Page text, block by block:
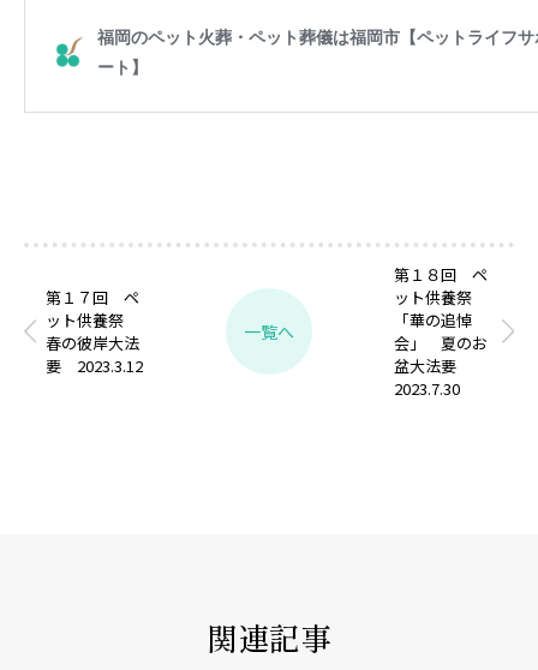
第１７回 ペ
ット供養祭
春の彼岸大法
要 2023.3.12
一覧へ
第１８回 ペ
ット供養祭
「華の追悼
会」 夏のお
盆大法要
2023.7.30
関連記事